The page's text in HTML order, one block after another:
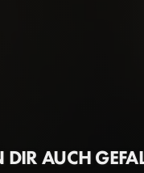
AUCH